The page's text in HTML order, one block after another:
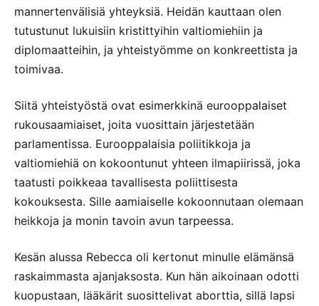
mannertenvälisiä yhteyksiä. Heidän kauttaan olen
tutustunut lukuisiin kristittyihin valtiomiehiin ja
diplomaatteihin, ja yhteistyömme on konkreettista ja
toimivaa.
Siitä yhteistyöstä ovat esimerkkinä eurooppalaiset
rukousaamiaiset, joita vuosittain järjestetään
parlamentissa. Eurooppalaisia poliitikkoja ja
valtiomiehiä on kokoontunut yhteen ilmapiirissä, joka
taatusti poikkeaa tavallisesta poliittisesta
kokouksesta. Sille aamiaiselle kokoonnutaan olemaan
heikkoja ja monin tavoin avun tarpeessa.
Kesän alussa Rebecca oli kertonut minulle elämänsä
raskaimmasta ajanjaksosta. Kun hän aikoinaan odotti
kuopustaan, lääkärit suosittelivat aborttia, sillä lapsi